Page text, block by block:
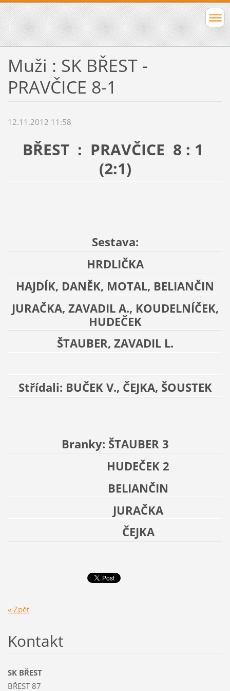
Muži : SK BŘEST -
PRAVČICE 8-1
12.11.2012 11:58
BŘEST : PRAVČICE 8 : 1
(2:1)
Sestava:
HRDLIČKA
HAJDÍK, DANĚK, MOTAL, BELIANČIN
JURAČKA, ZAVADIL A., KOUDELNÍČEK,
HUDEČEK
ŠTAUBER, ZAVADIL L.
Střídali: BUČEK V., ČEJKA, ŠOUSTEK
Branky: ŠTAUBER 3
HUDEČEK 2
BELIANČIN
JURAČKA
ČEJKA
« Zpět
Kontakt
SK BŘEST
BŘEST 87